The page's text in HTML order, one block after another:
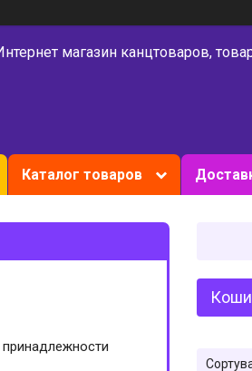
магазин канцтоваров,
Каталог товаров